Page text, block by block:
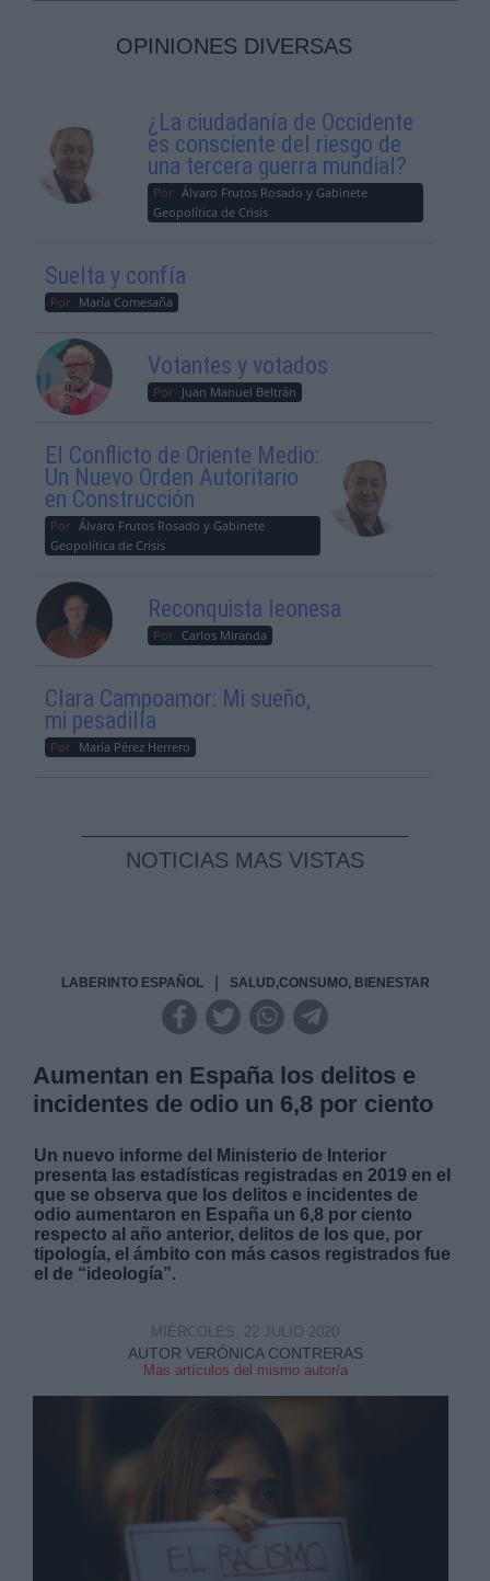
OPINIONES DIVERSAS
¿La ciudadanía de Occidente
es consciente del riesgo de
una tercera guerra mundial?
Por Álvaro Frutos Rosado y Gabinete
Geopolítica de Crisis
Suelta y confía
Por María Comesaña
Votantes y votados
Por Juan Manuel Beltrán
El Conflicto de Oriente Medio:
Un Nuevo Orden Autoritario
en Construcción
Por Álvaro Frutos Rosado y Gabinete
Geopolítica de Crisis
Reconquista leonesa
Por Carlos Miranda
Clara Campoamor: Mi sueño,
mi pesadilla
Por María Pérez Herrero
NOTICIAS MAS VISTAS
LABERINTO ESPAÑOL SALUD,CONSUMO, BIENESTAR
Aumentan en España los delitos e
incidentes de odio un 6,8 por ciento
Un nuevo informe del Ministerio de Interior
presenta las estadísticas registradas en 2019 en el
que se observa que los delitos e incidentes de
odio aumentaron en España un 6,8 por ciento
respecto al año anterior, delitos de los que, por
tipología, el ámbito con más casos registrados fue
el de “ideología”.
AUTOR VERÓNICA CONTRERAS
Mas artículos del mismo autor/a
MIÉRCOLES, 22 JULIO 2020